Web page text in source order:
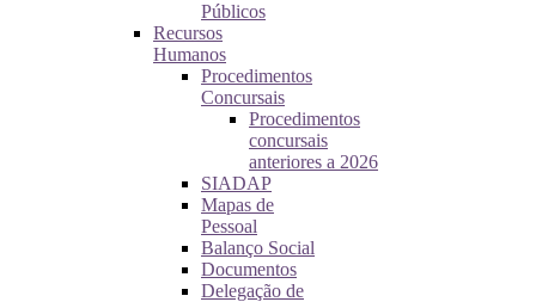
Públicos
Recursos
Humanos
Procedimentos
Concursais
Procedimentos
concursais
anteriores a 2026
SIADAP
Mapas de
Pessoal
Balanço Social
Documentos
Delegação de